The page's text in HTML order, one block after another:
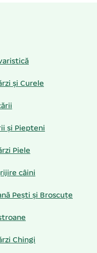
și Curele
și Piepteni
Piele
câini
Pești și Broscuțe
Chingi